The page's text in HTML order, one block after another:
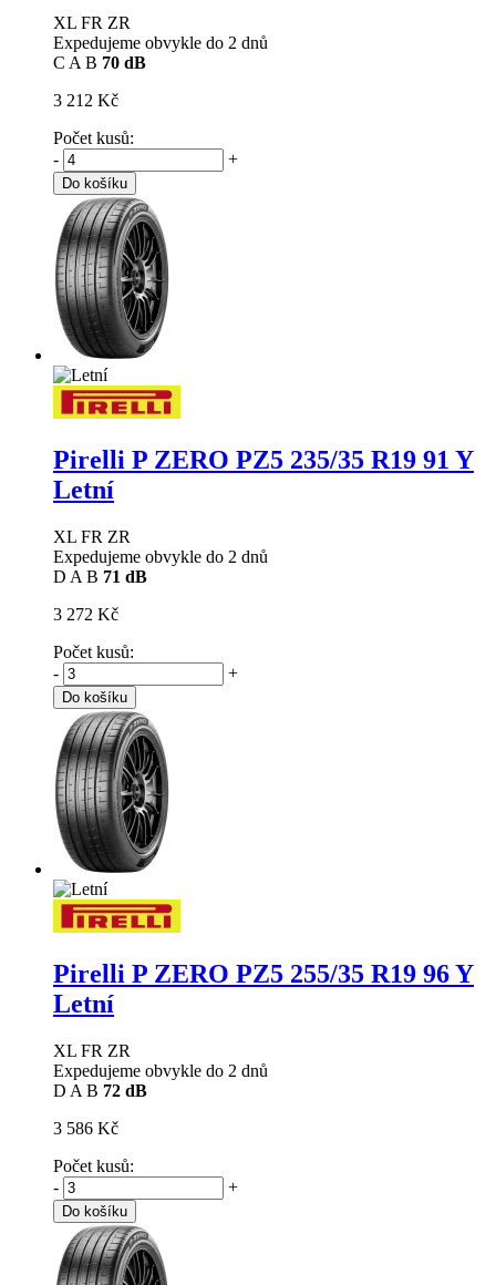
XL FR ZR
Expedujeme obvykle do 2 dnů
C A B 70 dB
3 212 Kč
Počet kusů:
-
+
Do košíku
Pirelli P ZERO PZ5 235/35 R19 91 Y
Letní
XL FR ZR
Expedujeme obvykle do 2 dnů
D A B 71 dB
3 272 Kč
Počet kusů:
-
+
Do košíku
Pirelli P ZERO PZ5 255/35 R19 96 Y
Letní
XL FR ZR
Expedujeme obvykle do 2 dnů
D A B 72 dB
3 586 Kč
Počet kusů:
-
+
Do košíku